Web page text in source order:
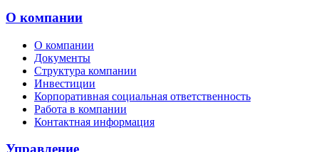
О компании
О компании
Документы
Структура компании
Инвестиции
Корпоративная социальная ответственность
Работа в компании
Контактная информация
Управление